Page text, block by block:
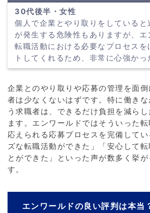
30代後半・女性
個人で企業とやり取りをしていると
が発生する危険性もありますが、エ
転職活動における必要なプロセスを
トしてくれるため、非常に心強かっ
企業とのやり取りや応募の管理を面
者は少なくないはずです。特に働き
う求職者は、できるだけ負担を減ら
ます。エンワールドではそういった
応えられる応募プロセスを完備して
ズな転職活動ができた」「安心して
とができた」といった声が数多く挙
す。
エンワールドの良い評判は本当